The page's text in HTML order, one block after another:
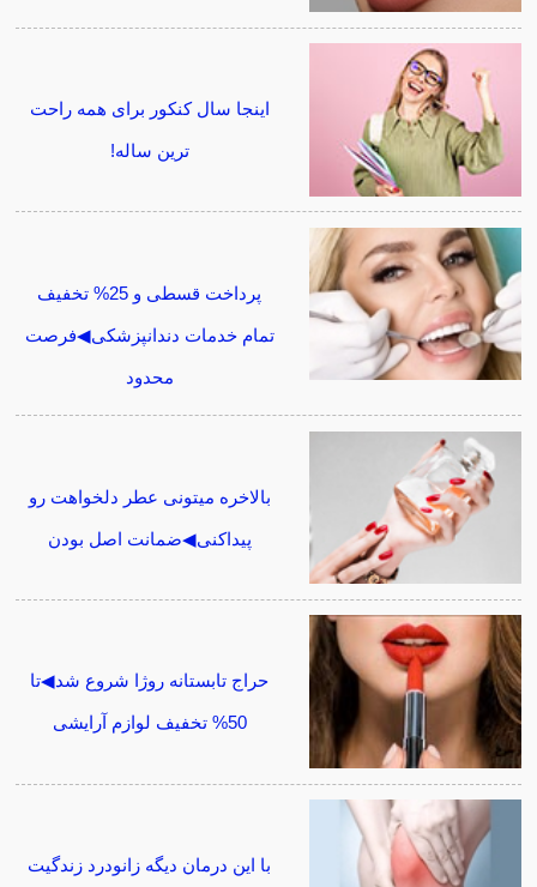
اینجا سال کنکور برای همه راحت
ترین ساله!
پرداخت قسطی و 25% تخفیف
تمام خدمات دندانپزشکی◀فرصت
محدود
بالاخره میتونی عطر دلخواهت رو
پیداکنی◀ضمانت اصل بودن
حراج تابستانه روژا شروع شد◀تا
50% تخفیف لوازم آرایشی
با این درمان دیگه زانودرد زندگیت